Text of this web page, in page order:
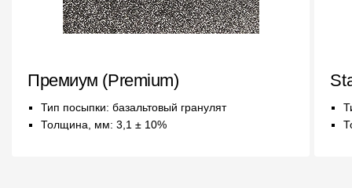
Ламинированная черепица
Комплектующие к кровле
Водостоки
Премиум (Premium)
Тип посыпки: базальтовый гранулят
Толщина, мм: 3,1 ± 10%